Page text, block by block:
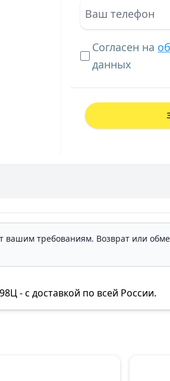
Согласен на
данных
вашим требованиям. Возврат или
- с доставкой по всей России.